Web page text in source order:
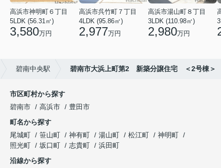
高浜市神明町６丁目
5LDK (56.31㎡)
3,580万円
高浜市呉竹町７丁目
4LDK (95.86㎡)
2,977万円
高浜市湯山町８丁目
3LDK (110.98㎡)
2,980万円
碧南中央駅 碧南市大浜上町第2 新築分譲住宅 ＜2号棟＞
市区町村から探す
碧南市
高浜市
豊田市
町名から探す
尾城町
笹山町 神有町 湯山町 松江町
神明町
照光町
坂口町 志貴町
浜田町
沿線から探す